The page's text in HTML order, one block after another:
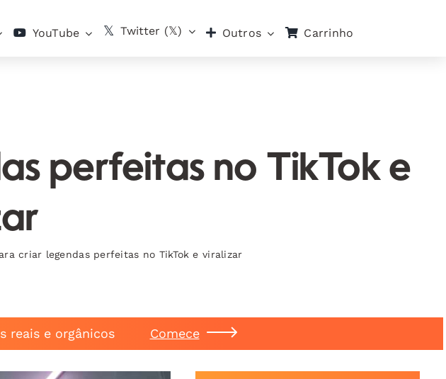
YouTube Twitter (𝕏) Outros Carrinho
perfeitas no TikTok e
criar legendas perfeitas no TikTok e viralizar
reais e orgânicos Comece